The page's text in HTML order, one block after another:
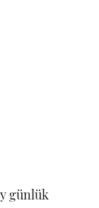
günlük